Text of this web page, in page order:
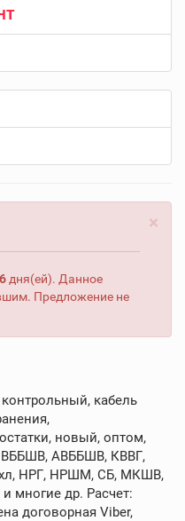
×
дня(ей). Данное
Предложение не
кабель
новый, оптом,
АВББШВ, КВВГ,
НРГ, НРШМ, СБ, МКШВ,
др. Расчет:
договорная Viber,